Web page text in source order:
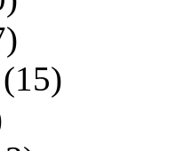
(15)